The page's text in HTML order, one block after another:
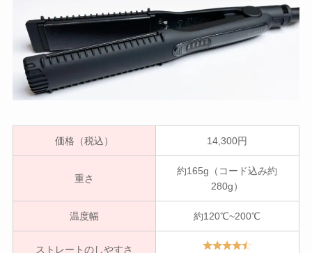
価格（税込） 14,300円
重さ
約165g（コード込み約
280g）
温度幅 約120℃~200℃
ストレートのしやすさ